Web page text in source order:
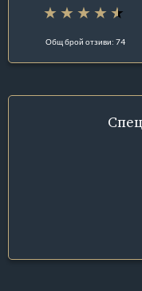
Общ брой отзиви: 74